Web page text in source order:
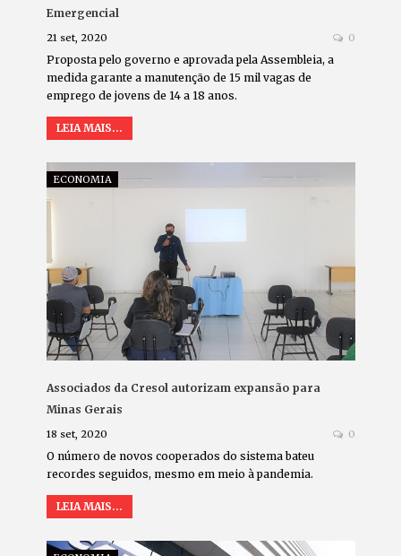
Emergencial
21 set, 2020 0
Proposta pelo governo e aprovada pela Assembleia, a
medida garante a manutenção de 15 mil vagas de
emprego de jovens de 14 a 18 anos.
LEIA MAIS...
ECONOMIA
Associados da Cresol autorizam expansão para
Minas Gerais
18 set, 2020 0
O número de novos cooperados do sistema bateu
recordes seguidos, mesmo em meio à pandemia.
LEIA MAIS...